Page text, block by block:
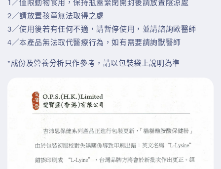
1／僅限動物食用，保持瓶蓋緊閉開封後請放置陰涼處
2／請放置孩童無法取得之處
3／使用後若有任何不適，請暫停使用，並請諮詢歐醫師
4／本產品無法取代醫療行為，如有需要請詢獸醫師
*成份及營養分析只作參考，請以包裝袋上說明為準